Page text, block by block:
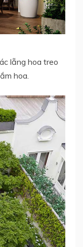
lẵng hoa treo
hoa.